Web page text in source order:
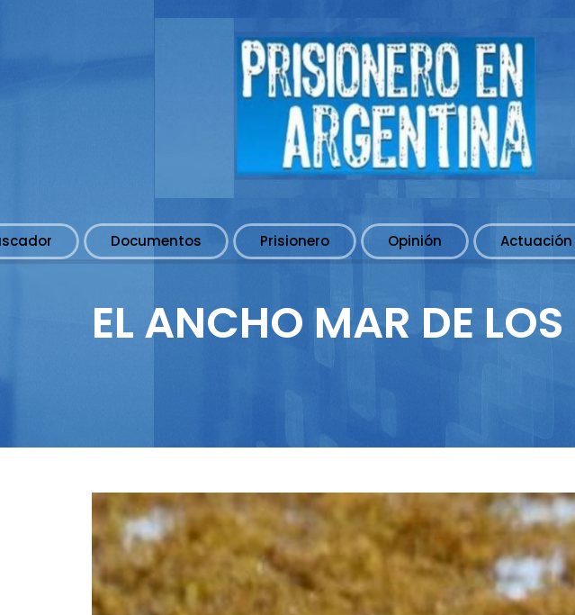
Documentos Prisionero Opinión Actuación
EL ANCHO MAR DE